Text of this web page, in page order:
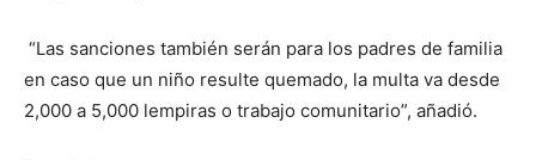
“Las sanciones también serán para los padres de familia
en caso que un niño resulte quemado, la multa va desde
2,000 a 5,000 lempiras o trabajo comunitario”, añadió.